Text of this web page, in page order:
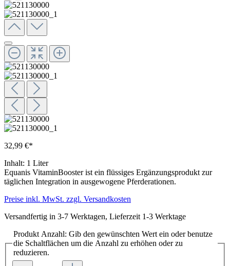
32,99 €*
Inhalt: 1 Liter
Equanis VitaminBooster ist ein flüssiges Ergänzungsprodukt zur
täglichen Integration in ausgewogene Pferderationen.
Preise inkl. MwSt. zzgl. Versandkosten
Versandfertig in 3-7 Werktagen, Lieferzeit 1-3 Werktage
Produkt Anzahl: Gib den gewünschten Wert ein oder benutze
die Schaltflächen um die Anzahl zu erhöhen oder zu
reduzieren.